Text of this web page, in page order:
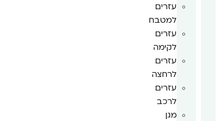
עזרים
למטבח
עזרים
לקימה
עזרים
לרחצה
עזרים
לרכב
מגן